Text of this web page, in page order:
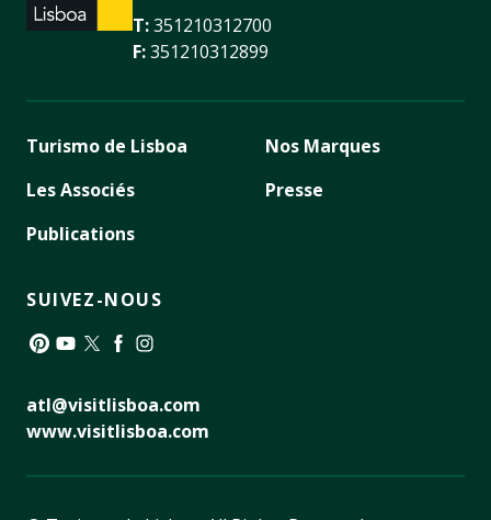
T:351210312700
F:351210312899
Turismo de Lisboa
Les Associés
Publications
Nos Marques
Presse
SUIVEZ-NOUS
atl@visitlisboa.com
www.visitlisboa.com